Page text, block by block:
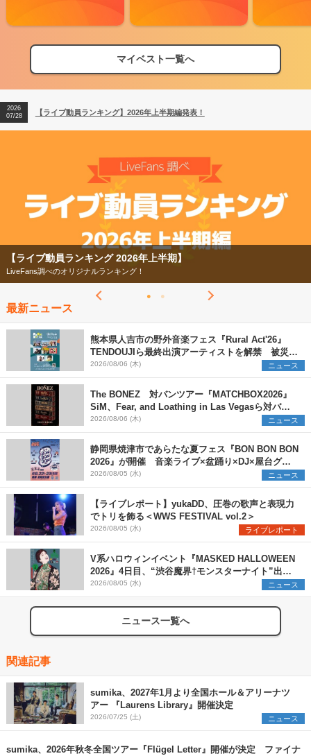
マイベスト一覧へ
【ライブ動員ランキング】2026年上半期編発表！
【フェス特集2026】フェス情報はここから！
2026
07/28
【ライブ動員ランキング】2026年上半期編発表！
【フェス特集2026】
今年もフェスの季節がやってきた！
最新ニュース
熊本県人吉市の野外音楽フェス『Rural Act'26』
TENDOUJIら最終出演アーティストを解禁 被災地
支援プロジェクトの始動も発表
2026/08/06 (木) ニュース
The BONEZ 対バンツアー『MATCHBOX2026』
SiM、Fear, and Loathing in Las Vegasら対バン
アーティストを一斉解禁
2026/08/06 (木) ニュース
静岡県焼津市であらたな夏フェス『BON BON BON
2026』が開催 音楽ライブ×盆踊り×DJ×屋台グル
メ×ランタンナイトで彩る2日間
2026/08/05 (水) ニュース
【ライブレポート】yukaDD、圧巻の歌声と表現力
でトリを飾る＜WWS FESTIVAL vol.2＞
2026/08/05 (水) ライブレポート
V系ハロウィンイベント『MASKED HALLOWEEN
2026』4日目、“渋谷魔界†モンスターナイト”出演6
組を発表
2026/08/05 (水) ニュース
ニュース一覧へ
関連記事
sumika、2027年1月より全国ホール＆アリーナツ
アー 『Laurens Library』開催決定
2026/07/25 (土) ニュース
sumika、2026年秋冬全国ツアー『Flügel Letter』開催が決定 ファイナ